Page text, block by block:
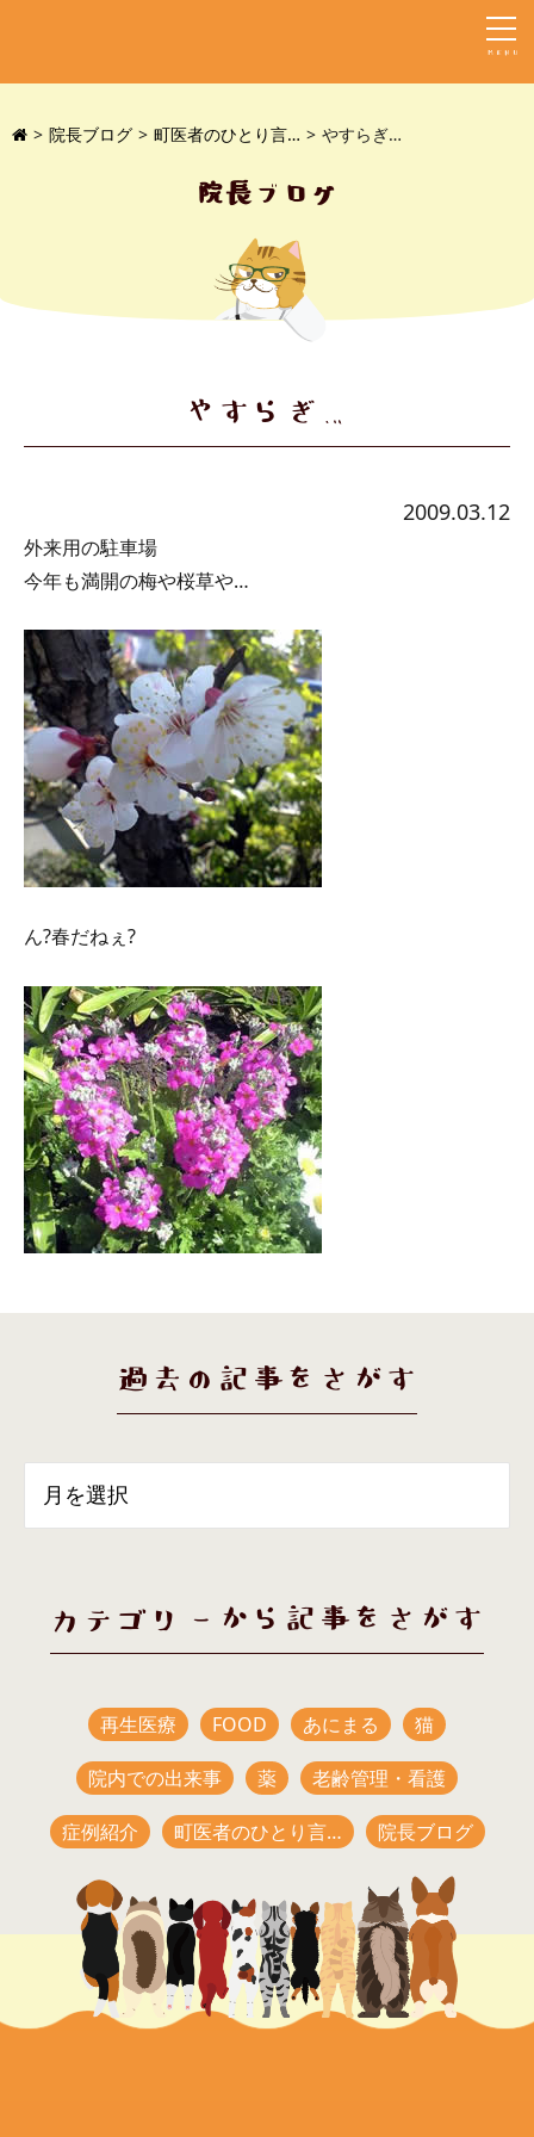
MENU
院長ブログ 町医者のひとり言… やすらぎ…
院長ブログ
やすらぎ…
2009.03.12
外来用の駐車場
今年も満開の梅や桜草や…
ん?春だねぇ?
過去の記事をさがす
カテゴリーから記事をさがす
再生医療 FOOD あにまる 猫
院内での出来事 薬 老齢管理・看護
症例紹介 町医者のひとり言… 院長ブログ